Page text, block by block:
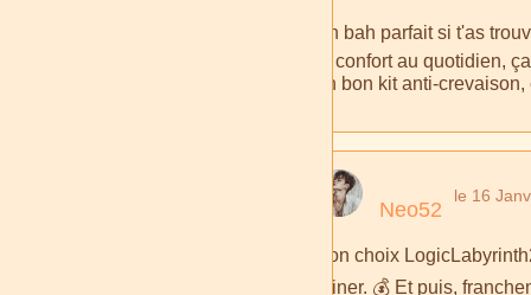
Ah bah parfait si t'as
le confort au quotidien,
un bon kit anti-
Neo52
le 16
Bon choix
ruiner. 💰 Et puis,